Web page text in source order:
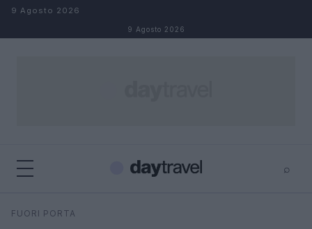
Salta al contenuto
9 Agosto 2026
9 Agosto 2026
⌕
Cerca
FUORI PORTA